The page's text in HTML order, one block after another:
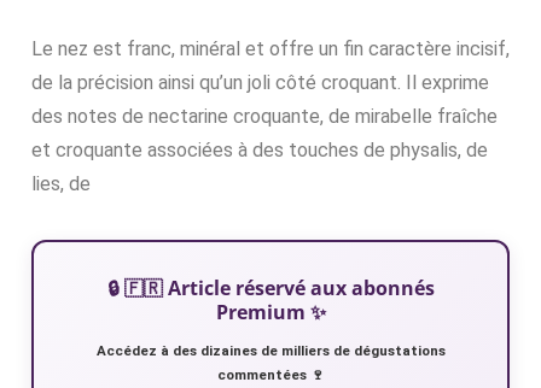
Le nez est franc, minéral et offre un fin caractère incisif,
de la précision ainsi qu’un joli côté croquant. Il exprime
des notes de nectarine croquante, de mirabelle fraîche
et croquante associées à des touches de physalis, de
lies, de
🔒 🇫🇷 Article réservé aux abonnés
Premium ✨
Accédez à des dizaines de milliers de dégustations
commentées 🍷